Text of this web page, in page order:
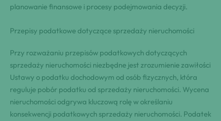
planowanie finansowe i procesy podejmowania decyzji.
Przepisy podatkowe dotyczące sprzedaży nieruchomości
Przy rozważaniu przepisów podatkowych dotyczących
sprzedaży nieruchomości niezbędne jest zrozumienie zawiłości
Ustawy o podatku dochodowym od osób fizycznych, która
reguluje pobór podatku od sprzedaży nieruchomości. Wycena
nieruchomości odgrywa kluczową rolę w określaniu
konsekwencji podatkowych sprzedaży nieruchomości. Podatek